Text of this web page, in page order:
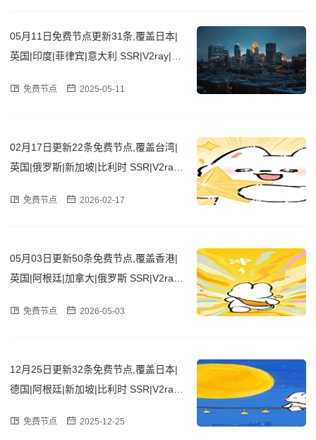
05月11日免费节点更新31条,覆盖日本|
英国|印度|菲律宾|意大利 SSR|V2ray|Cla
免费节点 2025-05-11
02月17日更新22条免费节点,覆盖台湾|
英国|俄罗斯|新加坡|比利时 SSR|V2ray|
免费节点 2026-02-17
05月03日更新50条免费节点,覆盖香港|
英国|阿根廷|加拿大|俄罗斯 SSR|V2ray|
免费节点 2026-05-03
12月25日更新32条免费节点,覆盖日本|
德国|阿根廷|新加坡|比利时 SSR|V2ray|
免费节点 2025-12-25